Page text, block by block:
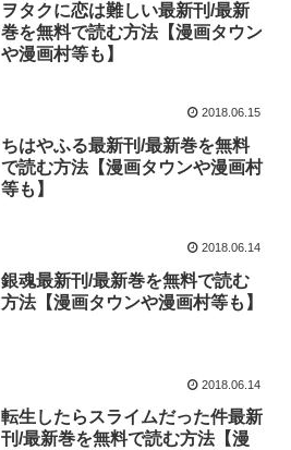
ヲタクに恋は難しい最新刊/最新
巻を無料で読む方法【漫画タウン
や漫画村等も】
2018.06.15
ちはやふる最新刊/最新巻を無料
で読む方法【漫画タウンや漫画村
等も】
2018.06.14
銀魂最新刊/最新巻を無料で読む
方法【漫画タウンや漫画村等も】
2018.06.14
転生したらスライムだった件最新
刊/最新巻を無料で読む方法【漫